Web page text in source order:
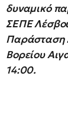
δυναμικό
ΣΕΠΕ
Παράσταση
Βορείου
14:00.